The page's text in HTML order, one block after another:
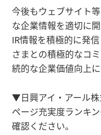
今後もウェブサイト
な企業情報を適切に
IR情報を積極的に発
さまとの積極的なコ
続的な企業価値向上に
▼日興アイ・アール株
ページ充実度ランキ
確認ください。